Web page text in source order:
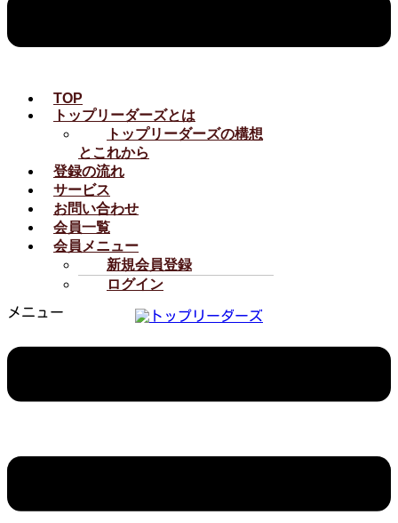
TOP
トップリーダーズとは
トップリーダーズの構想
とこれから
登録の流れ
サービス
お問い合わせ
会員一覧
会員メニュー
新規会員登録
ログイン
メニュー